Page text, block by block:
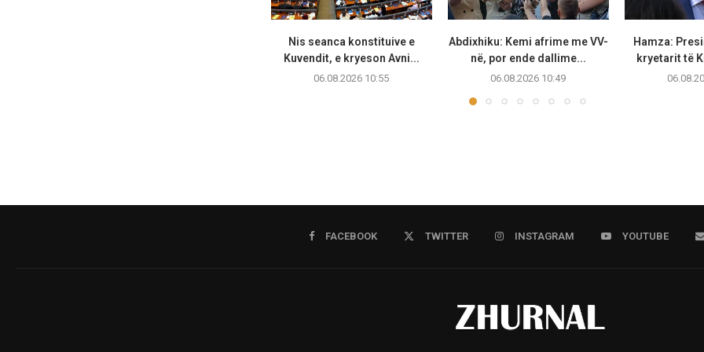
Nis seanca konstituive e
Kuvendit, e kryeson Avni...
06.08.2026 10:55
Abdixhiku: Kemi afrime me VV-
në, por ende dallime...
06.08.2026 10:49
Hamza:
kryetarit të
FACEBOOK TWITTER INSTAGRAM YOUTUBE